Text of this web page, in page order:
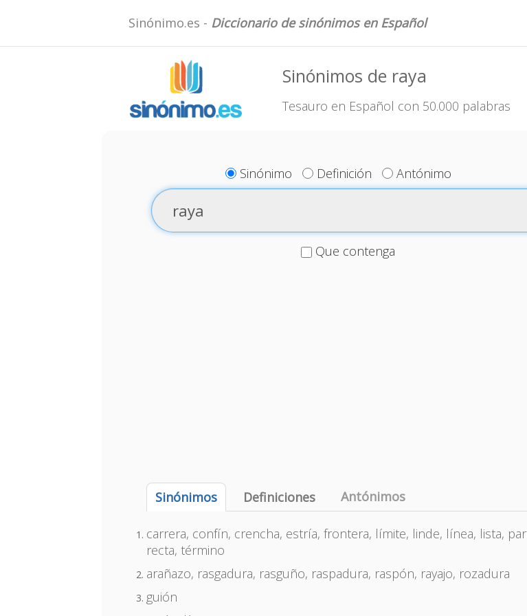
Sinónimo.es - Diccionario de sinónimos en Español
Sinónimos de raya
Tesauro en Español con 50.000 palabras
Sinónimo Definición Antónimo
Que contenga
Sinónimos Definiciones Antónimos
carrera, confín, crencha, estría, frontera, límite, linde, línea, lista,
recta, término
arañazo, rasgadura, rasguño, raspadura, raspón, rayajo, rozadura
guión